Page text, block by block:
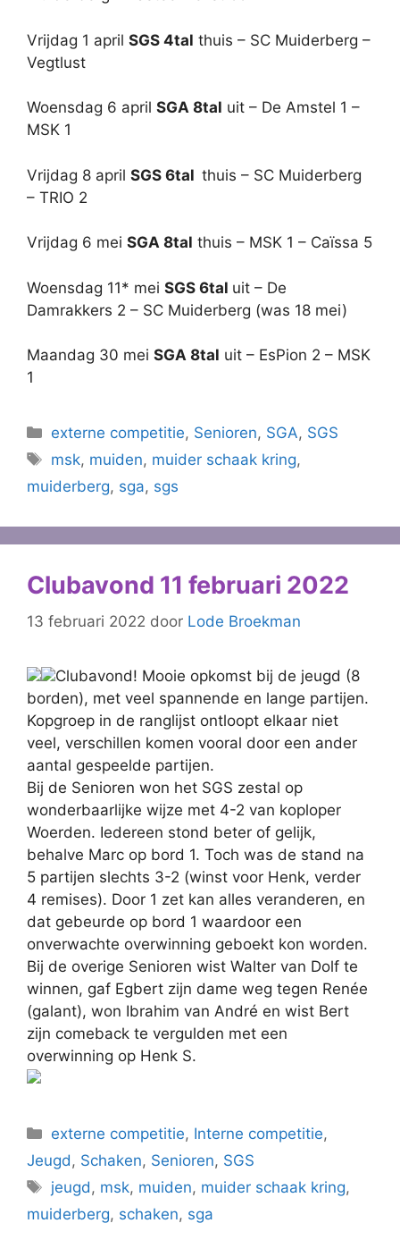
Vrijdag 1 april SGS 4tal thuis – SC Muiderberg –
Vegtlust
Woensdag 6 april SGA 8tal uit – De Amstel 1 –
MSK 1
Vrijdag 8 april SGS 6tal thuis – SC Muiderberg
– TRIO 2
Vrijdag 6 mei SGA 8tal thuis – MSK 1 – Caïssa 5
Woensdag 11* mei SGS 6tal uit – De
Damrakkers 2 – SC Muiderberg (was 18 mei)
Maandag 30 mei SGA 8tal uit – EsPion 2 – MSK
1
Categorieën
externe competitie, Senioren, SGA, SGS
Tags
msk, muiden, muider schaak kring,
muiderberg, sga, sgs
Clubavond 11 februari 2022
13 februari 2022 door Lode Broekman
Clubavond! Mooie opkomst bij de jeugd (8
borden), met veel spannende en lange partijen.
Kopgroep in de ranglijst ontloopt elkaar niet
veel, verschillen komen vooral door een ander
aantal gespeelde partijen.
Bij de Senioren won het SGS zestal op
wonderbaarlijke wijze met 4-2 van koploper
Woerden. Iedereen stond beter of gelijk,
behalve Marc op bord 1. Toch was de stand na
5 partijen slechts 3-2 (winst voor Henk, verder
4 remises). Door 1 zet kan alles veranderen, en
dat gebeurde op bord 1 waardoor een
onverwachte overwinning geboekt kon worden.
Bij de overige Senioren wist Walter van Dolf te
winnen, gaf Egbert zijn dame weg tegen Renée
(galant), won Ibrahim van André en wist Bert
zijn comeback te vergulden met een
overwinning op Henk S.
Categorieën
externe competitie, Interne competitie,
Jeugd , Schaken, Senioren, SGS
Tags
jeugd , msk, muiden, muider schaak kring,
muiderberg, schaken, sga